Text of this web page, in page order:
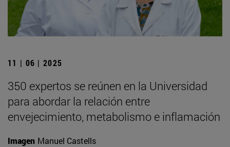
11 | 06 | 2025
350 expertos se reúnen en la Universidad
para abordar la relación entre
envejecimiento, metabolismo e inflamación
Imagen Manuel Castells